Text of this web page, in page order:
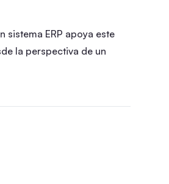
sistema ERP apoya este
la perspectiva de un